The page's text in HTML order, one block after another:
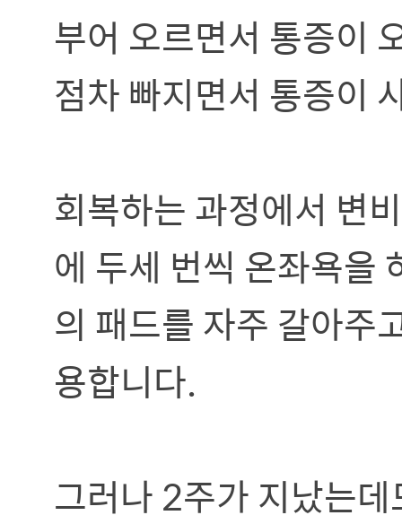
부어 오르면서 통증이
점차 빠지면서 통증이
회복하는 과정에서 변
에 두세 번씩 온좌욕을
의 패드를 자주 갈아주
용합니다.
그러나 2주가 지났는